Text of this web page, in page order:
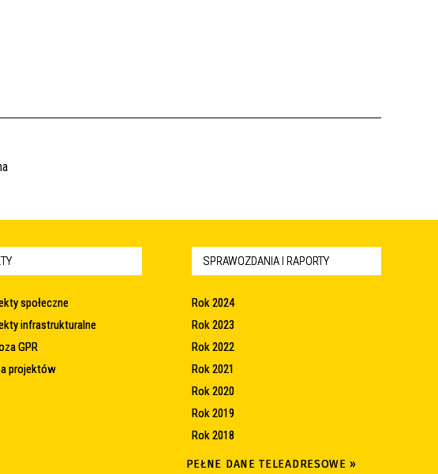
społeczne
infrastrukturalne
GPR
projektów
SPRAWOZDANIA I RAPORTY
Rok 2024
Rok 2023
Rok 2022
Rok 2021
Rok 2020
Rok 2019
Rok 2018
PEŁNE DANE TELEADRESOWE »